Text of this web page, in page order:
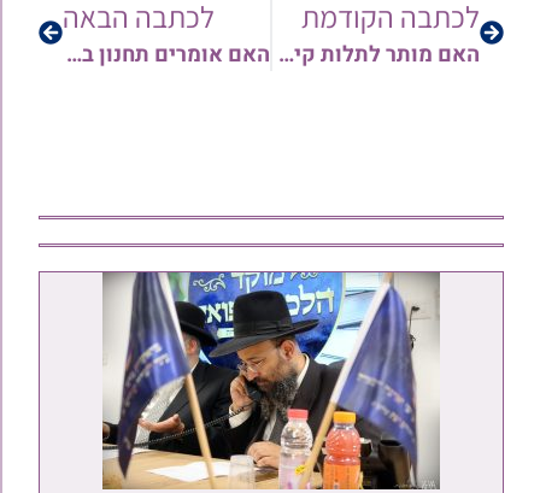
לכתבה הקודמת
האם מותר לתלות קישוטי סוכה בחול המועד? מאת הגאון הרב אורן צדוק שליט"א
לכתבה הבאה
האם אומרים תחנון בתפילת מנחה או לא? והאם נהגו לעמוד במסירת שיעור ומתי זמן תפילת מנחה – מאת הגאון רבי ארז רמתי שליט"א